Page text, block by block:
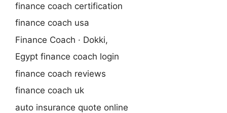
finance coach certification
finance coach usa
Finance Coach · Dokki,
Egypt finance coach login
finance coach reviews
finance coach uk
auto insurance quote online